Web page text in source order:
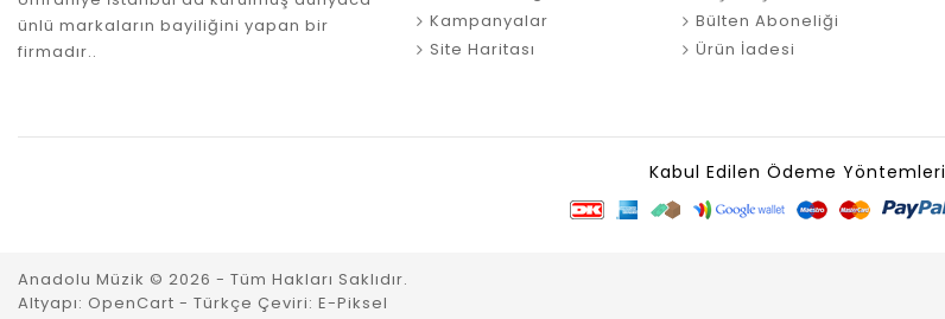
ünlü markaların bayiliğini yapan bir
firmadır..
Kampanyalar
Site Haritası
Bülten Aboneliği
Ürün İadesi
Kabul Edilen Ödeme Yöntemleri
Anadolu Müzik © 2026 - Tüm Hakları Saklıdır.
Altyapı: OpenCart - Türkçe Çeviri: E-Piksel